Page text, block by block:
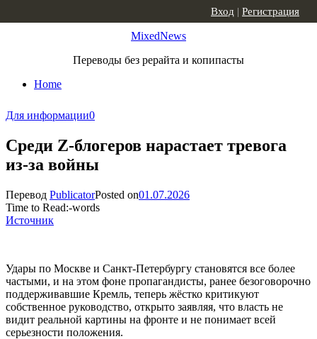
MixedNews
Переводы без рерайта и копипасты
Home
Вход | Регистрация
Для информации0
Среди Z-блогеров нарастает тревога
из-за войны
Перевод PublicatorPosted on01.07.2026
Time to Read:-words
Источник
Удары по Москве и Санкт-Петербургу становятся все более
частыми, и на этом фоне пропагандисты, ранее безоговорочно
поддерживавшие Кремль, теперь жёстко критикуют
собственное руководство, открыто заявляя, что власть не
видит реальной картины на фронте и не понимает всей
серьезности положения.